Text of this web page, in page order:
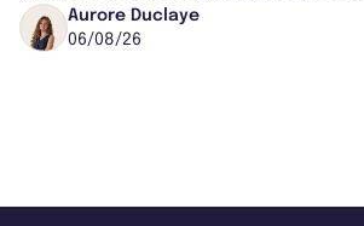
Worcester, place une plateforme
Aurore Duclaye
06/08/26